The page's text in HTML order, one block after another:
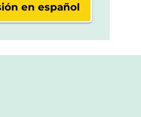
en español